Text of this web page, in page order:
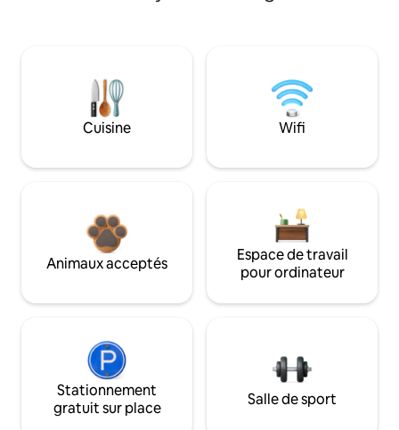
Cuisine Wifi
Animaux acceptés
Espace de travail
pour ordinateur
Stationnement
gratuit sur place
Salle de sport